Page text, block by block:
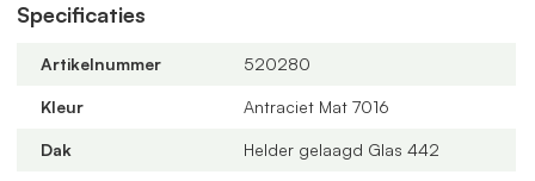
De overkapping wordt geleverd als compleet bouwpakket
met alle benodigde onderdelen zoals PVC bladvanger, PVC
meegeleverd.
Specificaties
Artikelnummer 520280
Kleur Antraciet Mat 7016
Dak Helder gelaagd Glas 442